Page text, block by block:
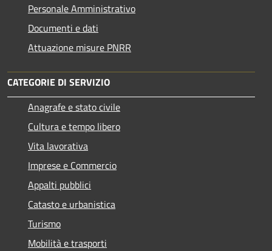
Personale Amministrativo
Documenti e dati
Attuazione misure PNRR
CATEGORIE DI SERVIZIO
Anagrafe e stato civile
Cultura e tempo libero
Vita lavorativa
Imprese e Commercio
Appalti pubblici
Catasto e urbanistica
Turismo
Mobilità e trasporti